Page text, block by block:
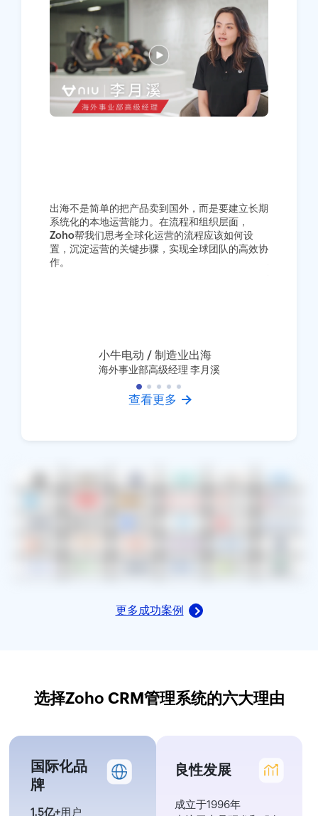
出海不是简单的把产品卖到国外，而是要建立长期
系统化的本地运营能力。在流程和组织层面，
Zoho帮我们思考全球化运营的流程应该如何设
置，沉淀运营的关键步骤，实现全球团队的高效协
作。
小牛电动 / 制造业出海
海外事业部高级经理 李月溪
查看更多
更多成功案例
选择Zoho CRM管理系统的六大理由
国际化品
牌
1.5亿+用户
良性发展
成立于1996年